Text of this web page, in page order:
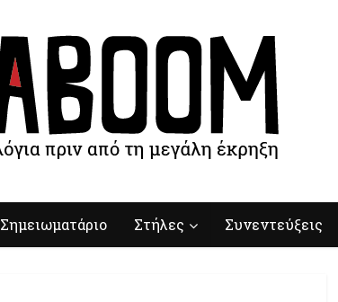
Σημειωματάριο Στήλες Συνεντεύξεις